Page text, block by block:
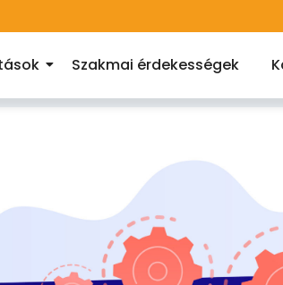
Szakmai érdekességek